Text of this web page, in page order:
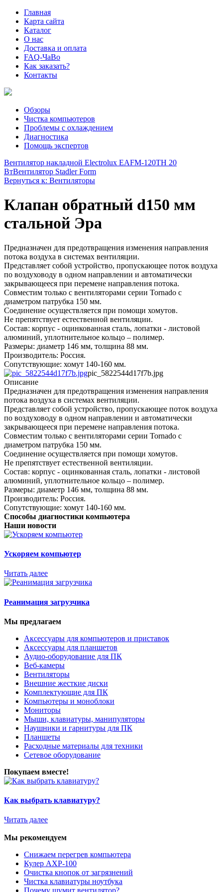
Главная
Карта сайта
Каталог
О нас
Доставка и оплата
FAQ-ЧаВо
Как заказать?
Контакты
Обзоры
Чистка компьютеров
Проблемы с охлаждением
Диагностика
Помощь экспертов
Вентилятор накладной Electrolux EAFM-120TH 20
ВтВентилятор Stadler Form
Вернуться к: Вентиляторы
Клапан обратный d150 мм
стальной Эра
Предназначен для предотвращения изменения направления
потока воздуха в системах вентиляции.
Представляет собой устройство, пропускающее поток воздуха
по воздуховоду в одном направлении и автоматически
закрывающееся при перемене направления потока.
Совместим только с вентиляторами серии Tornado с
диаметром патрубка 150 мм.
Соединение осуществляется при помощи хомутов.
Не препятствует естественной вентиляции.
Состав: корпус - оцинкованная сталь, лопатки - листовой
алюминий, уплотнительное кольцо – полимер.
Размеры: диаметр 146 мм, толщина 88 мм.
Производитель: Россия.
Сопутствующие: хомут 140-160 мм.
pic_5822544d17f7b.jpg
Описание
Предназначен для предотвращения изменения направления
потока воздуха в системах вентиляции.
Представляет собой устройство, пропускающее поток воздуха
по воздуховоду в одном направлении и автоматически
закрывающееся при перемене направления потока.
Совместим только с вентиляторами серии Tornado с
диаметром патрубка 150 мм.
Соединение осуществляется при помощи хомутов.
Не препятствует естественной вентиляции.
Состав: корпус - оцинкованная сталь, лопатки - листовой
алюминий, уплотнительное кольцо – полимер.
Размеры: диаметр 146 мм, толщина 88 мм.
Производитель: Россия.
Сопутствующие: хомут 140-160 мм.
Способы диагностики компьютера
Наши новости
Ускоряем компьютер
Читать далее
Реанимация загрузчика
Мы предлагаем
Аксессуары для компьютеров и приставок
Аксессуары для планшетов
Аудио-оборудование для ПК
Веб-камеры
Вентиляторы
Внешние жесткие диски
Комплектующие для ПК
Компьютеры и моноблоки
Мониторы
Мыши, клавиатуры, манипуляторы
Наушники и гарнитуры для ПК
Планшеты
Расходные материалы для техники
Сетевое оборудование
Покупаем вместе!
Как выбрать клавиатуру?
Читать далее
Мы рекомендуем
Снижаем перегрев компьютера
Кулер AXP-100
Очистка кнопок от загрязнений
Чистка клавиатуры ноутбука